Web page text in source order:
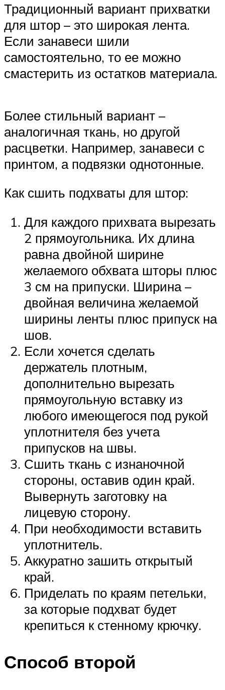
Традиционный вариант прихватки
для штор – это широкая лента.
Если занавеси шили
самостоятельно, то ее можно
смастерить из остатков материала.
Более стильный вариант –
аналогичная ткань, но другой
расцветки. Например, занавеси с
принтом, а подвязки однотонные.
Как сшить подхваты для штор:
Для каждого прихвата вырезать
2 прямоугольника. Их длина
равна двойной ширине
желаемого обхвата шторы плюс
3 см на припуски. Ширина –
двойная величина желаемой
ширины ленты плюс припуск на
шов.
Если хочется сделать
держатель плотным,
дополнительно вырезать
прямоугольную вставку из
любого имеющегося под рукой
уплотнителя без учета
припусков на швы.
Сшить ткань с изнаночной
стороны, оставив один край.
Вывернуть заготовку на
лицевую сторону.
При необходимости вставить
уплотнитель.
Аккуратно зашить открытый
край.
Приделать по краям петельки,
за которые подхват будет
крепиться к стенному крючку.
Способ второй